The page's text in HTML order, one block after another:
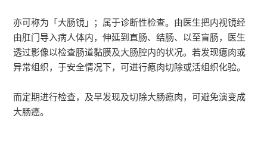
亦可称为「大肠镜」；属于诊断性检查。由医生把内视镜经
由肛门导入病人体内，伸延到直肠、结肠、以至盲肠，医生
透过影像以检查肠道黏膜及大肠腔内的状况。若发现瘜肉或
异常组织，于安全情况下，可进行瘜肉切除或活组织化验。
而定期进行检查，及早发现及切除大肠瘜肉，可避免演变成
大肠癌。